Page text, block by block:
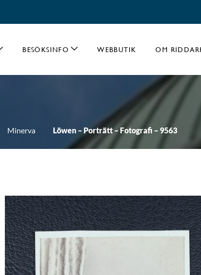
BESÖKSINFO WEBBUTIK OM
Minerva Löwen – Porträtt – Fotografi – 9563